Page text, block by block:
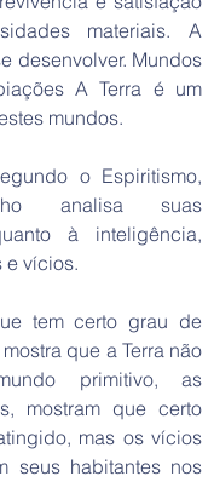
materiais. A
desenvolver. Mundos
A Terra é um
mundos.
o Espiritismo,
analisa suas
à inteligência,
e vícios.
tem certo grau de
que a Terra não
primitivo, as
mostram que certo
mas os vícios
seus habitantes nos